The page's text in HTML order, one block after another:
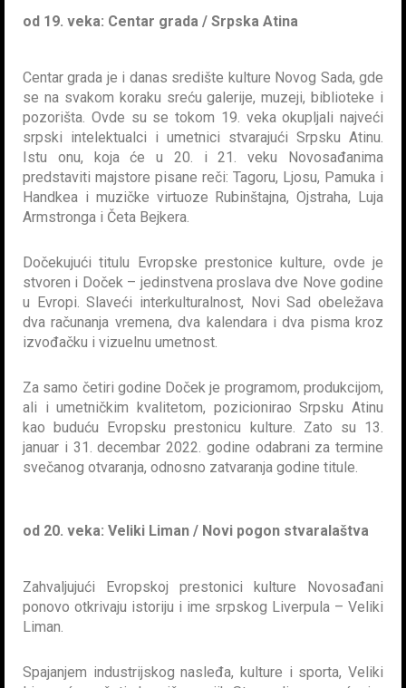
od 19. veka: Centar grada / Srpska Atina
Centar grada je i danas središte kulture Novog Sada, gde
se na svakom koraku sreću galerije, muzeji, biblioteke i
pozorišta. Ovde su se tokom 19. veka okupljali najveći
srpski intelektualci i umetnici stvarajući Srpsku Atinu.
Istu onu, koja će u 20. i 21. veku Novosađanima
predstaviti majstore pisane reči: Tagoru, Ljosu, Pamuka i
Handkea i muzičke virtuoze Rubinštajna, Ojstraha, Luja
Armstronga i Četa Bejkera.
Dočekujući titulu Evropske prestonice kulture, ovde je
stvoren i Doček – jedinstvena proslava dve Nove godine
u Evropi. Slaveći interkulturalnost, Novi Sad obeležava
dva računanja vremena, dva kalendara i dva pisma kroz
izvođačku i vizuelnu umetnost.
Za samo četiri godine Doček je programom, produkcijom,
ali i umetničkim kvalitetom, pozicionirao Srpsku Atinu
kao buduću Evropsku prestonicu kulture. Zato su 13.
januar i 31. decembar 2022. godine odabrani za termine
svečanog otvaranja, odnosno zatvaranja godine titule.
od 20. veka: Veliki Liman / Novi pogon stvaralaštva
Zahvaljujući Evropskoj prestonici kulture Novosađani
ponovo otkrivaju istoriju i ime srpskog Liverpula – Veliki
Liman.
Spajanjem industrijskog nasleđa, kulture i sporta, Veliki